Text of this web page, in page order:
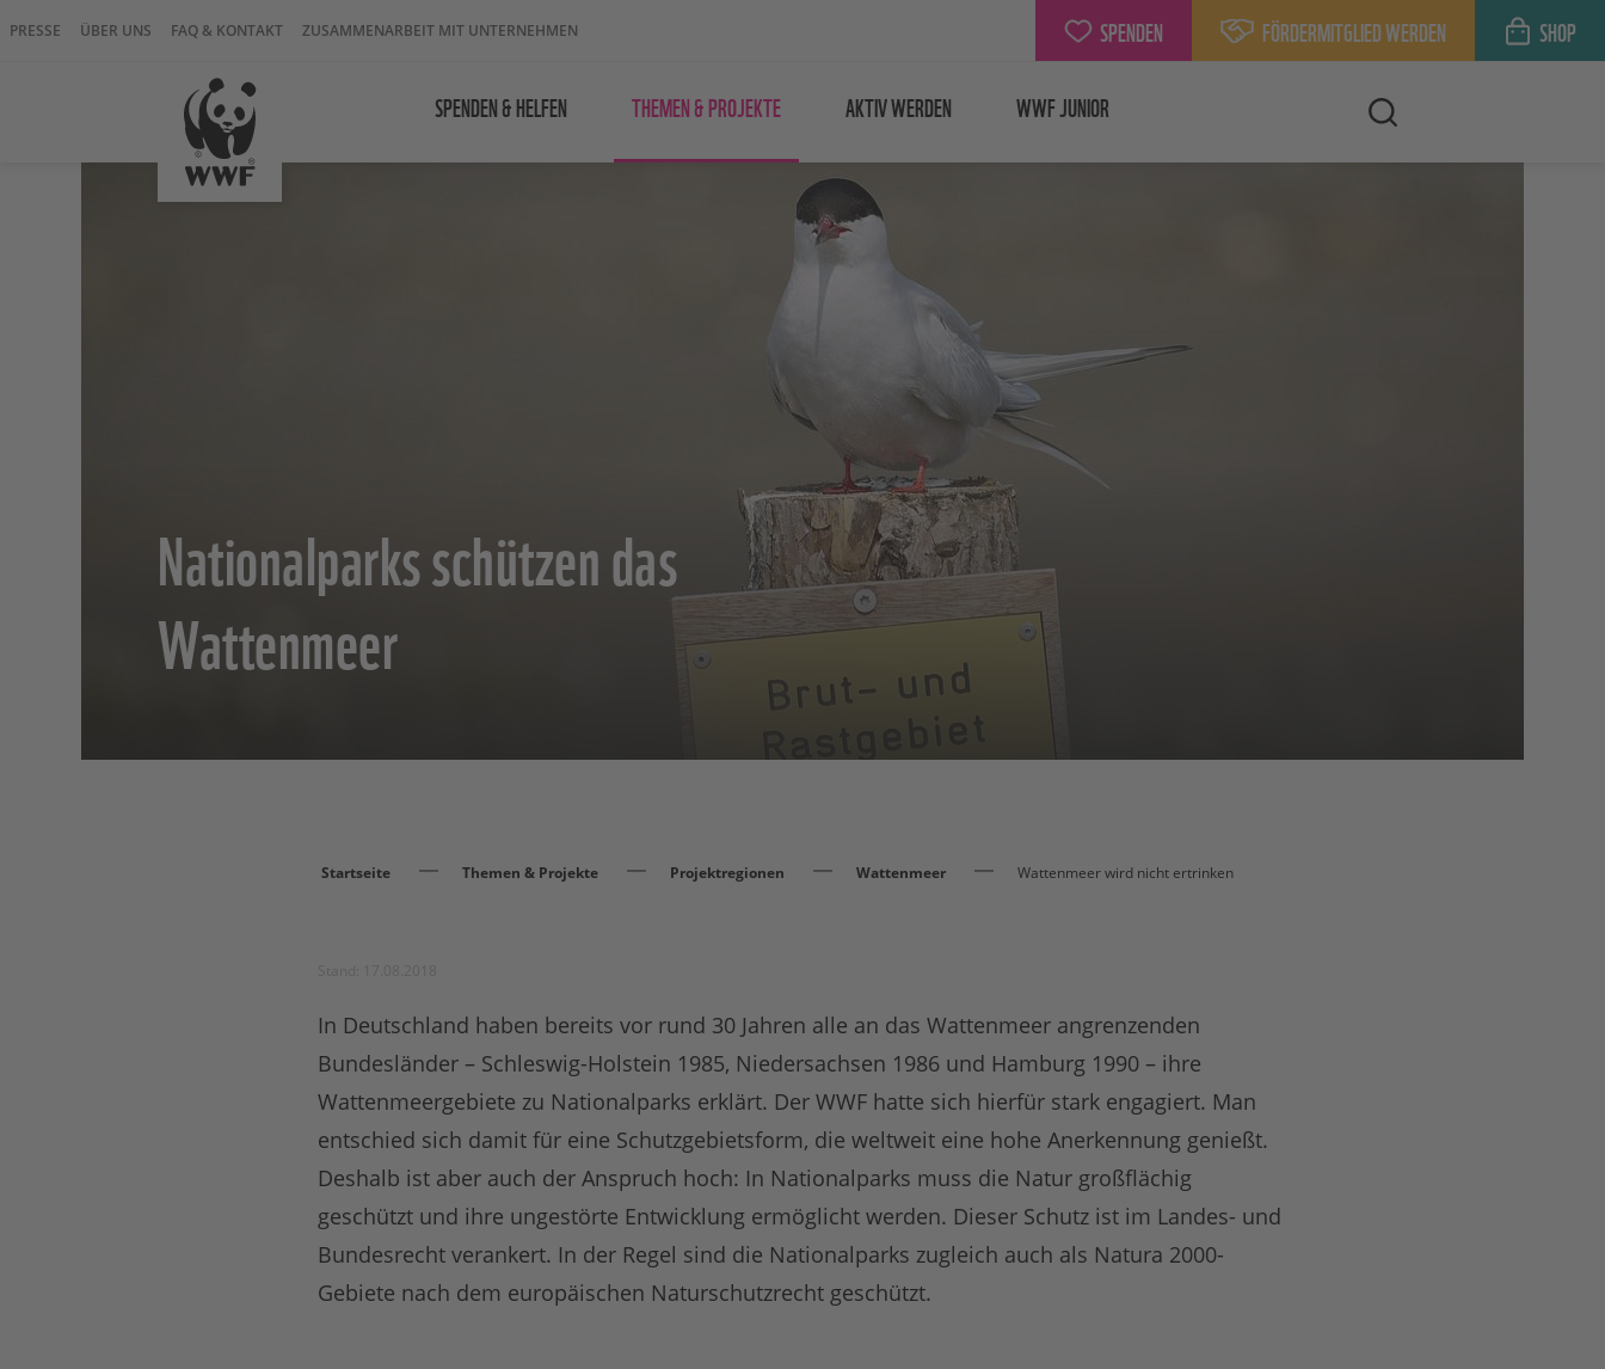
PRESSE ÜBER UNS FAQ & KONTAKT ZUSAMMENARBEIT MIT UNTERNEHMEN SPENDEN FÖRDERMITGLIED WERDEN SHOP
SPENDEN & HELFEN THEMEN & PROJEKTE AKTIV WERDEN WWF JUNIOR
Nationalparks schützen das
Wattenmeer
Startseite Themen & Projekte Projektregionen Wattenmeer Wattenmeer wird nicht ertrinken
In Deutschland haben bereits vor rund 30 Jahren alle an das Wattenmeer angrenzenden
Bundesländer – Schleswig-Holstein 1985, Niedersachsen 1986 und Hamburg 1990 – ihre
Wattenmeergebiete zu Nationalparks erklärt. Der WWF hatte sich hierfür stark engagiert. Man
entschied sich damit für eine Schutzgebietsform, die weltweit eine hohe Anerkennung genießt.
Deshalb ist aber auch der Anspruch hoch: In Nationalparks muss die Natur großflächig
geschützt und ihre ungestörte Entwicklung ermöglicht werden. Dieser Schutz ist im Landes- und
Bundesrecht verankert. In der Regel sind die Nationalparks zugleich auch als Natura 2000-
Gebiete nach dem europäischen Naturschutzrecht geschützt.